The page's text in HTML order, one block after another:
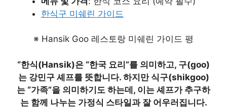
한식구 미쉐린 가이드
※ Hansik Goo 레스토랑 미쉐린 가이드 평
“한식(Hansik)은 “한국 요리”를 의미하고, 구(goo)
는 강민구 셰프를 뜻합니다. 하지만 식구(shikgoo)
는 “가족”을 의미하기도 하는데, 이는 셰프가 추구하
는 함께 나누는 가정식 스타일과 잘 어우러집니다.